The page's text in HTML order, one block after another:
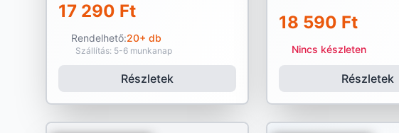
17 290 Ft
Rendelhető:20+ db
Szállítás: 5-6 munkanap
Részletek
18 590 Ft
Nincs készleten
Részletek